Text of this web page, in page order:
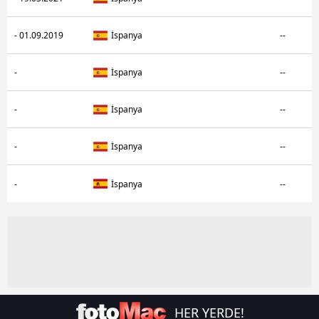
- 01.09.2019 İspanya --
- İspanya --
- İspanya --
- İspanya --
- İspanya --
HER YERDE!